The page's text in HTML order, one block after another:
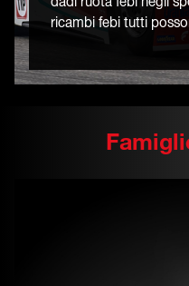
ricambi febi tutti